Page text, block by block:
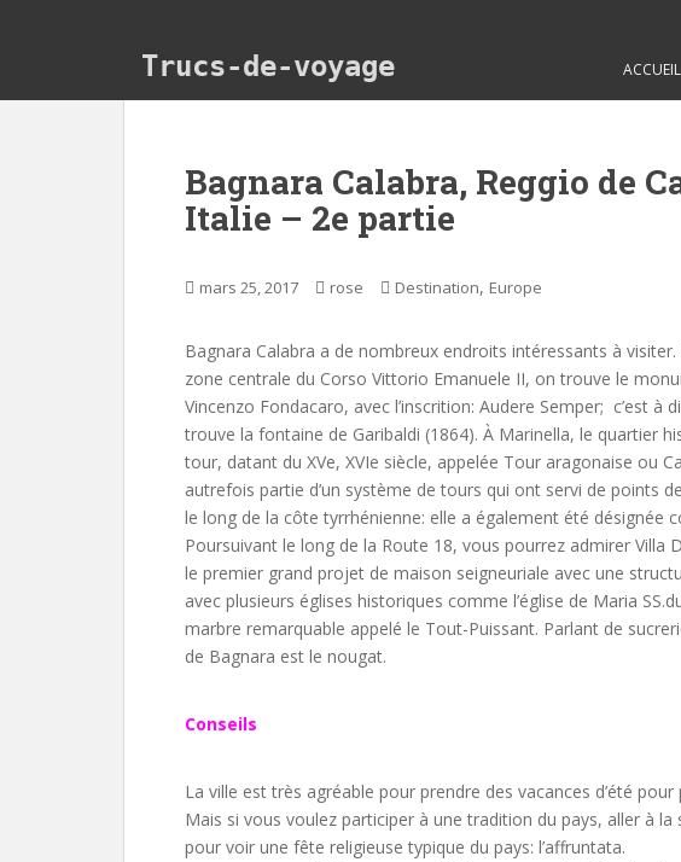
Trucs-de-voyage ACCUEIL
Bagnara Calabra, Reggio de
Italie – 2e partie
mars 25, 2017 rose Destination, Europe
Bagnara Calabra a de nombreux endroits intéressants à
zone centrale du Corso Vittorio Emanuele II, on trouve le
Vincenzo Fondacaro, avec l’inscrition: Audere Semper; c’est à
trouve la fontaine de Garibaldi (1864). À Marinella, le quartier
tour, datant du XVe, XVIe siècle, appelée Tour aragonaise ou
autrefois partie d’un système de tours qui ont servi de points
le long de la côte tyrrhénienne: elle a également été désignée
Poursuivant le long de la Route 18, vous pourrez admirer Villa
le premier grand projet de maison seigneuriale avec une
avec plusieurs églises historiques comme l’église de Maria
marbre remarquable appelé le Tout-Puissant. Parlant de
de Bagnara est le nougat.
Conseils
La ville est très agréable pour prendre des vacances d’été
Mais si vous voulez participer à une tradition du pays, aller à
pour voir une fête religieuse typique du pays: l’affruntata.